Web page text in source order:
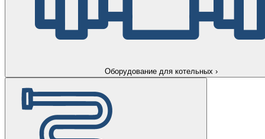
Оборудование для котельных ›